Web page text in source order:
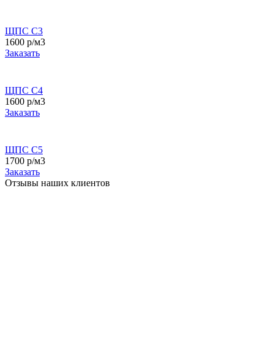
ЩПС С3
1600 р/м3
Заказать
ЩПС С4
1600 р/м3
Заказать
ЩПС С5
1700 р/м3
Заказать
Отзывы наших клиентов